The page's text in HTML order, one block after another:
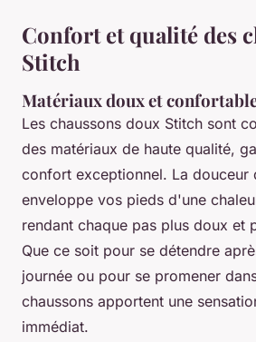
Confort et qualité des
Stitch
Matériaux doux et
Les chaussons doux Stitch sont
des matériaux de haute qualité,
confort exceptionnel. La douceur
enveloppe vos pieds d'une
rendant chaque pas plus doux et
Que ce soit pour se détendre
journée ou pour se promener
chaussons apportent une
immédiat.